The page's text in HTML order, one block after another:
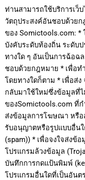
ท่านสามารถใช้บริการเว็
วัตถุประสงค์อันชอบด้วยก
ของ Somictools.com: *
บังคับระดับท้องถิ่น ระดับป
ทางใด ๆ อันเป็นการฉ้อฉ
ชอบด้วยกฎหมาย * เพื่อท
โดยทางใดก็ตาม * เพื่อส่
กลับมาใช้ใหม่ซึ่งข้อมูลที่
ของSomictools.com ที่
ส่งข้อมูลการโฆษณา หรือ
รับอนุญาตหรือรูปแบบอื่น
(spam)) * เพื่อจงใจส่งข้
โปรแกรมล้วงข้อมูล
บันทึกการกดแป้นพิมพ์
โปรแกรมอื่นใดที่เป็นอัน